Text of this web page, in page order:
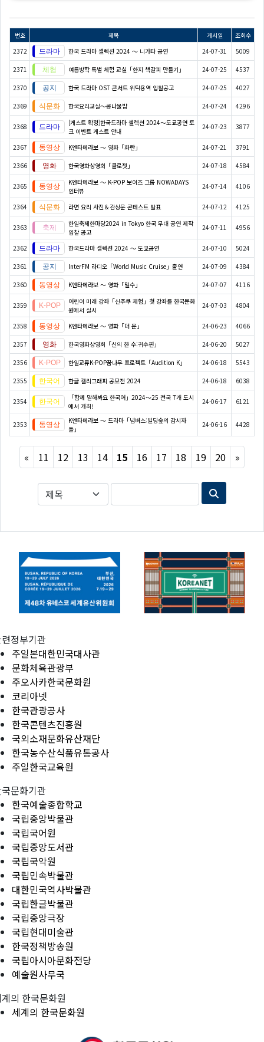
번호 제목 게시일
조회수
2372
한국 드라마 셀렉션 2024 〜 니가타 공연 24-07-31 5009
2371 여름방학 특별 체험 교실「한지 책갈피 만들기」 24-07-25 4537
2370 한국 드라마 OST 콘서트 위탁용역 입찰공고 24-07-25 4027
2369 한국요리교실〜콩나물밥 24-07-24 4296
2368
[게스트 확정]한국드라마 셀렉션 2024～도쿄공연 토
크 이벤트 게스트 안내
24-07-23 3877
2367 K엔타메라보 ～ 영화「화란」 24-07-21 3791
2366 한국영화상영회「클로젯」 24-07-18 4584
2365
K엔타메라보 ～ K-POP 보이즈 그룹 NOWADAYS
인터뷰
24-07-14 4106
2364 라면 요리 사진＆감상문 콘테스트 발표 24-07-12 4125
2363
한일축제한마당2024 in Tokyo 한국 무대 공연 제작
입찰 공고
24-07-11 4956
2362 한국드라마 셀렉션 2024 ～ 도쿄공연 24-07-10 5024
2361 InterFM 라디오「World Music Cruise」출연 24-07-09 4384
2360 K엔타메라보 ～ 영화「밀수」 24-07-07 4116
2359
어린이 미래 강좌「신주쿠 체험」첫 강좌를 한국문화
원에서 실시
24-07-03 4804
2358 K엔타메라보 ～ 영화「더 문」 24-06-23 4066
2357 한국영화상영회「신의 한 수:귀수편」 24-06-20 5027
2356 한일교류K-POP꿈나무 프로젝트「Audition K」 24-06-18 5543
2355 한글 캘리그래피 공모전 2024 24-06-18 6038
2354
「함께 말해봐요 한국어」2024～25 전국 7개 도시
에서 개최!
24-06-17 6121
2353
K엔타메라보 ～ 드라마「넘버스:빌딩숲의 감시자
들」
24-06-16 4428
« Previous
11 12 13 14 15 16 17 18 19 20 »Next
정부기관
주일본대한민국대사관
문화체육관광부
주오사카한국문화원
코리아넷
한국관광공사
한국콘텐츠진흥원
국외소재문화유산재단
한국농수산식품유통공사
주일한국교육원
문화기관
한국예술종합학교
국립중앙박물관
국립국어원
국립중앙도서관
국립국악원
국립민속박물관
대한민국역사박물관
국립한글박물관
국립중앙극장
국립현대미술관
한국정책방송원
국립아시아문화전당
예술원사무국
의 한국문화원
세계의 한국문화원